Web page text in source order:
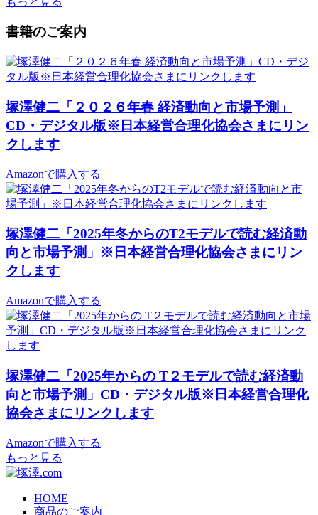
書籍のご案内
塚澤健二「２０２６年春 経済動向と市場予測」
CD・デジタル版※日本経営合理化協会さまにリン
クします
Amazonで購入する
塚澤健二「2025年冬からのT2モデルで読む経済動
向と市場予測」※日本経営合理化協会さまにリン
クします
Amazonで購入する
塚澤健二「2025年からの T２モデルで読む経済動
向と市場予測」CD・デジタル版※日本経営合理化
協会さまにリンクします
Amazonで購入する
もっと見る
HOME
商品のご案内